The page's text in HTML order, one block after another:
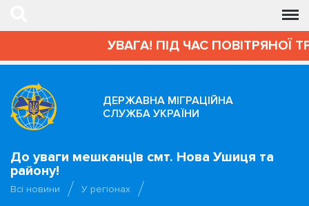
УВАГА! ПІД ЧАС ПОВІТРЯНОЇ
ДЕРЖАВНА МІГРАЦІЙНА
СЛУЖБА УКРАЇНИ
До уваги мешканців смт. Нова Ушиця та
району!
Всі новини
У регіонах